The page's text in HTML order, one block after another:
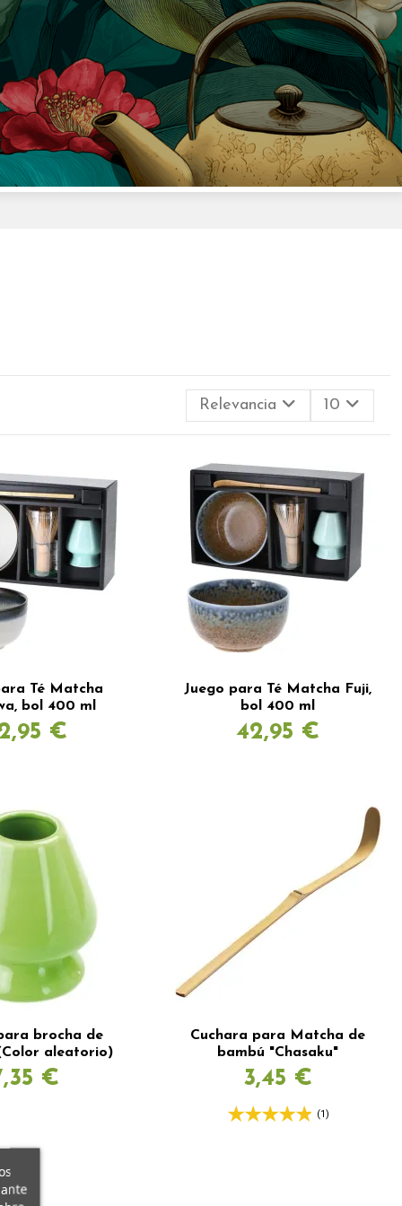
Relevancia 10
Té Matcha
bol 400 ml
€
Juego para Té Matcha Fuji,
bol 400 ml
42,95 €
brocha de
aleatorio)
€
Cuchara para Matcha de
bambú "Chasaku"
3,45 €
(1)